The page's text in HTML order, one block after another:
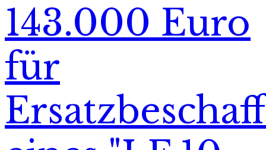
143.000 Euro
für